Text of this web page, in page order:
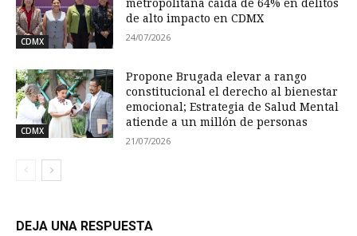
CDMX
metropolitana caída de 64% en delitos
de alto impacto en CDMX
24/07/2026
CDMX
Propone Brugada elevar a rango
constitucional el derecho al bienestar
emocional; Estrategia de Salud Mental
atiende a un millón de personas
21/07/2026
DEJA UNA RESPUESTA